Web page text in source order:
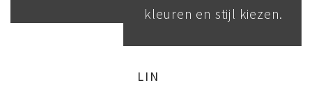
kleuren en stijl kiezen.